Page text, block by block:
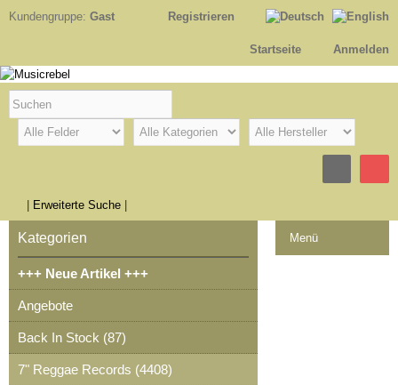
Kundengruppe: Gast Registrieren
Anmelden
Startseite
Erweiterte Suche
Menü
Kategorien
+++ Neue Artikel +++
Angebote
Back In Stock (87)
7" Reggae Records (4408)